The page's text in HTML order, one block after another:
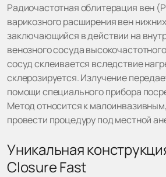
Радиочастотная облитерация вен
варикозного расширения вен
заключающийся в действии на
венозного сосуда
сосуд склеивается вследствие
склерозируется. Излучение
помощи специального прибора
Метод относится к
провести процедуру под местной
Уникальная
Closure Fast